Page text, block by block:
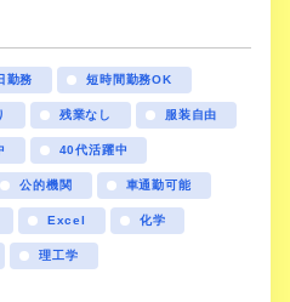
勤務 短時間勤務OK
残業なし 服装自由
40代活躍中
公的機関 車通勤可能
Excel 化学
理工学